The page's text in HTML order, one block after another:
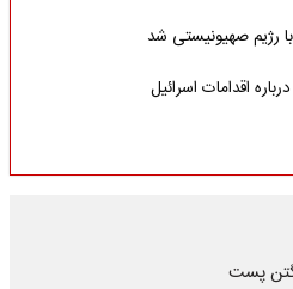
رژیم صهیونیستی شد
اقدامات اسرائیل
پست